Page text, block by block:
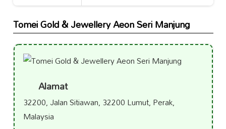
Tomei Gold & Jewellery Aeon Seri Manjung
Alamat
32200, Jalan Sitiawan, 32200 Lumut, Perak,
Malaysia